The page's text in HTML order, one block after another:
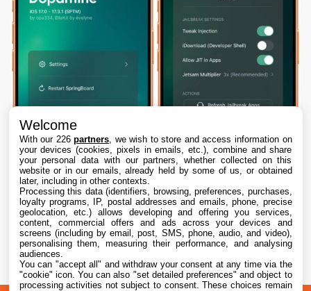
Dopamine 3, le jailbreak pour iOS 26 sur
iPhone, est disponible
7 Aug. 2026 • 22:44
Welcome
With our 226partners , we wish to store and access information on
your devices (cookies, pixels in emails, etc.), combine and share
your personal data with our partners, whether collected on this
website or in our emails, already held by some of us, or obtained
later, including in other contexts.
Processing this data (identifiers, browsing, preferences, purchases,
loyalty programs, IP, postal addresses and emails, phone, precise
geolocation, etc.) allows developing and offering you services,
content, commercial offers and ads across your devices and
screens (including by email, post, SMS, phone, audio, and video),
personalising them, measuring their performance, and analysing
audiences.
You can "accept all" and withdraw your consent at any time via the
"cookie" icon. You can also "set detailed preferences" and object to
processing activities not subject to consent. These choices remain